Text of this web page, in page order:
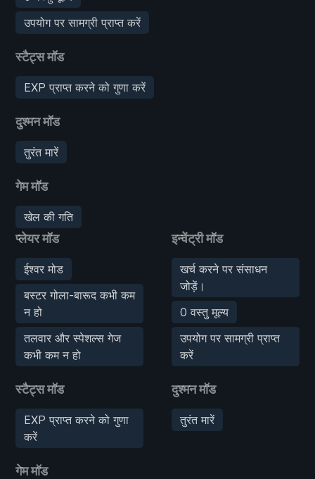
उपयोग पर सामग्री प्राप्त करें
स्टैट्स मॉड
EXP प्राप्त करने को गुणा करें
दुश्मन मॉड
तुरंत मारें
गेम मॉड
खेल की गति
प्लेयर मॉड
ईश्वर मोड
बस्टर गोला-बारूद कभी कम
न हो
तलवार और स्पेशल्स गेज
कभी कम न हो
स्टैट्स मॉड
EXP प्राप्त करने को गुणा
करें
गेम मॉड
इन्वेंट्री मॉड
खर्च करने पर संसाधन
जोड़ें।
0 वस्तु मूल्य
उपयोग पर सामग्री प्राप्त
करें
दुश्मन मॉड
तुरंत मारें